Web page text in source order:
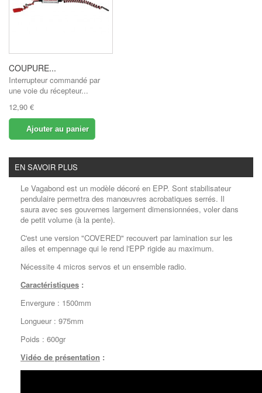
COUPURE...
Interrupteur commandé par
une voie du récepteur...
12,90 €
Ajouter au panier
EN SAVOIR PLUS
Le Vagabond est un modèle décoré en EPP. Sont stabilisateur
pendulaire permettra des manœuvres acrobatiques serrés. Il
saura avec ses gouvernes largement dimensionnées, voler dans
de petit volume (à la pente).
C'est une version "COVERED" recouvert par lamination sur les
ailes et empennage qui le rend l'EPP rigide au maximum.
Nécessite 4 micros servos et un ensemble radio.
Caractéristiques :
Envergure : 1500mm
Longueur : 975mm
Poids : 600gr
Vidéo de présentation :